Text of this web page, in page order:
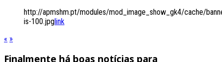
http://apmshm.pt/modules/mod_image_show_gk4/cache/
is-100.jpglink
« »
Finalmente há boas notícias para